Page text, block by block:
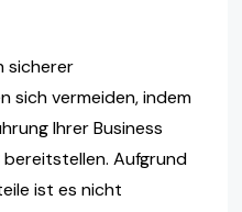
sicherer
sich vermeiden, indem
Ihrer Business
bereitstellen. Aufgrund
ist es nicht